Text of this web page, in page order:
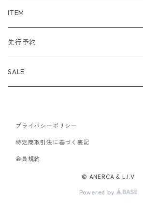
WIND AND SEA
アウター
トップス
バッグ
NAISSANCE
アウター
ボトムス
bal
トップス
ボトムス
アウター
トップス
MAISON EUREKA
アウター
SON OF THE CHEESE
ITEM
アウター
トップス
ワンピース
バッグ
先行予約
TODAYFUL 2020 SUMMER
Uhr 2025 Autumn / Winter
Uhr 2025 SPRING / SUMMER
SALE
20%
30%
プライバシーポリシー
特定商取引法に基づく表記
会員規約
© ANERCA & L.I.V
Powered by